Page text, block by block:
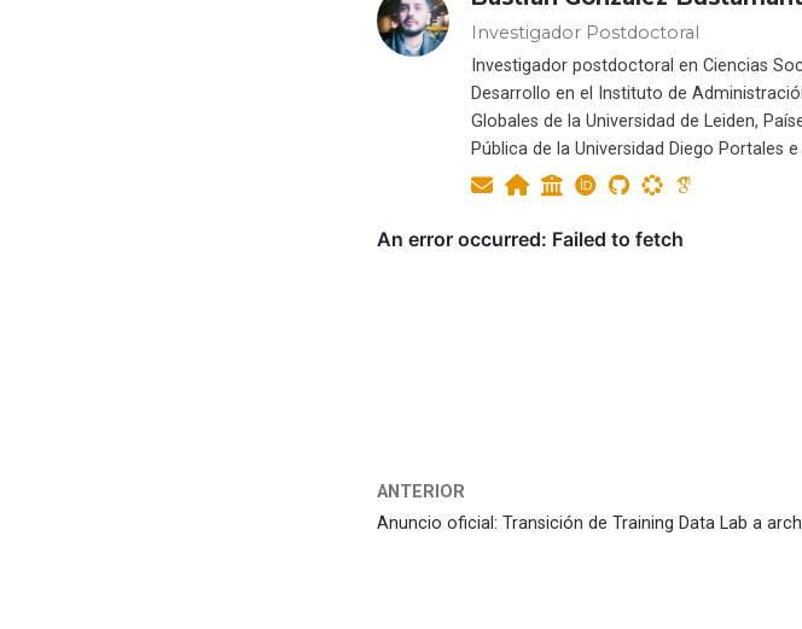
Investigador Postdoctoral
Investigador postdoctoral en Ciencias
Desarrollo en el Instituto de
Globales de la Universidad de Leiden,
Pública de la Universidad Diego Portales
ANTERIOR
Anuncio oficial: Transición de Training Data Lab a